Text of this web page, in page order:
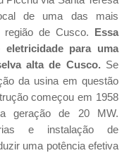
de uma das mais
região de Cusco.
Essa
para uma
alta de Cusco. Se
da usina em questão
começou em 1958
geração de 20 MW.
e instalação de
uma potência efetiva